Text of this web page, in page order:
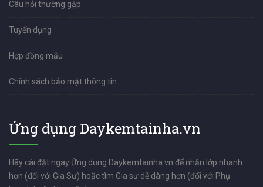
Câu hỏi thường gặp
Tuyển dụng
Hợp đồng mẫu
Chính sách bảo mật thông tin
Ứng dụng Daykemtainha.vn
Hãy cài đặt ngay Ứng dụng Daykemtainha.vn để nhận lớp nhanh
hơn (đối với Gia Sư) hoặc tìm Gia sư dễ dàng hơn (đối với Phụ